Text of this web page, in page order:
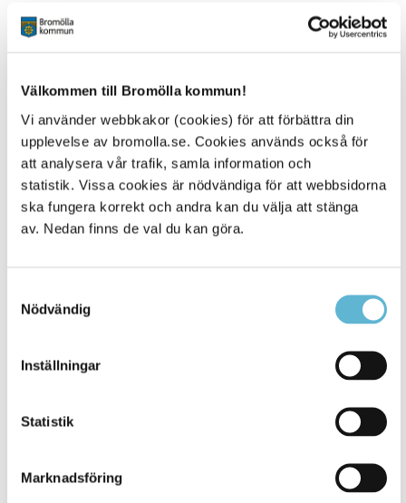
Välkommen till Bromölla kommun!
Vi använder webbkakor (cookies) för att förbättra din
upplevelse av bromolla.se. Cookies används också för
att analysera vår trafik, samla information och
statistik. Vissa cookies är nödvändiga för att webbsidorna
ska fungera korrekt och andra kan du välja att stänga
av. Nedan finns de val du kan göra.
Nödvändig
Inställningar
Statistik
Marknadsföring
229
Hela webbplatsen
229
Alla platser
Besöksadress
Postadress